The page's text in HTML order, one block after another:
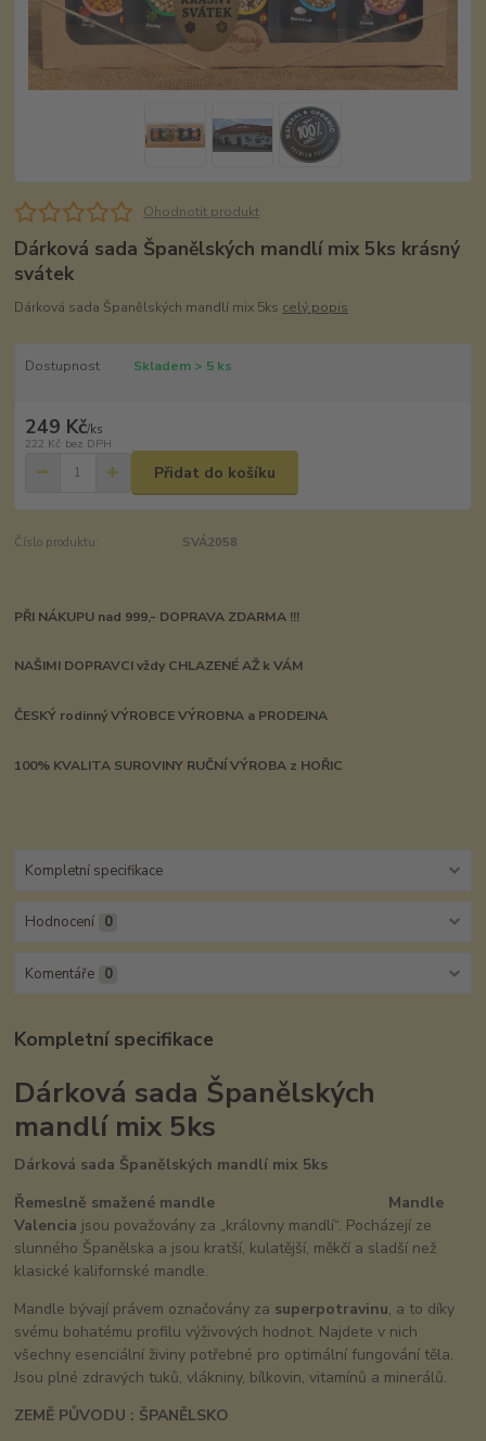
Ohodnotit produkt
Dárková sada Španělských mandlí mix 5ks krásný
svátek
Dárková sada Španělských mandlí mix 5ks celý popis
Dostupnost Skladem > 5 ks
249 Kč/ks
222 Kč bez DPH
Přidat do košíku
Číslo produktu: SVÁ2058
PŘI NÁKUPU nad 999,- DOPRAVA ZDARMA !!!
NAŠIMI DOPRAVCI vždy CHLAZENÉ AŽ k VÁM
ČESKÝ rodinný VÝROBCE VÝROBNA a PRODEJNA
100% KVALITA SUROVINY RUČNÍ VÝROBA z HOŘIC
Kompletní specifikace
Hodnocení 0
Komentáře 0
Kompletní specifikace
Dárková sada Španělských
mandlí mix 5ks
Dárková sada Španělských mandlí mix 5ks
Řemeslně smažené mandle Mandle
Valencia jsou považovány za „královny mandlí“. Pocházejí ze
slunného Španělska a jsou kratší, kulatější, měkčí a sladší než
klasické kalifornské mandle.
Mandle bývají právem označovány za superpotravinu, a to díky
svému bohatému profilu výživových hodnot. Najdete v nich
všechny esenciální živiny potřebné pro optimální fungování těla.
Jsou plné zdravých tuků, vlákniny, bílkovin, vitamínů a minerálů.
ZEMĚ PŮVODU : ŠPANĚLSKO